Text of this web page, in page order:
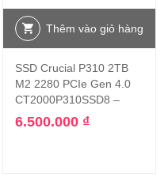
Thêm vào giỏ hàng
SSD Crucial P310 2TB
M2 2280 PCIe Gen 4.0
CT2000P310SSD8 –
6.500.000 ₫